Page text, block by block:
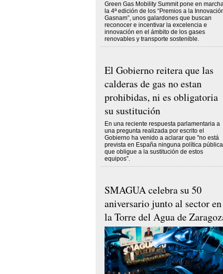
Green Gas Mobility Summit pone en
la 4ª edición de los “Premios a la
Gasnam”, unos galardones que buscan
reconocer e incentivar la excelencia e
innovación en el ámbito de los gases
renovables y transporte sostenible.
El Gobierno reitera que las
calderas de gas no estan
prohibidas, ni es obligatoria
su sustitución
En una reciente respuesta parlamentaria a
una pregunta realizada por escrito el
Gobierno ha venido a aclarar que "no está
prevista en España ninguna política pública
que obligue a la sustitución de estos
equipos”.
SMAGUA celebra su 50
aniversario junto al sector en
la Torre del Agua de